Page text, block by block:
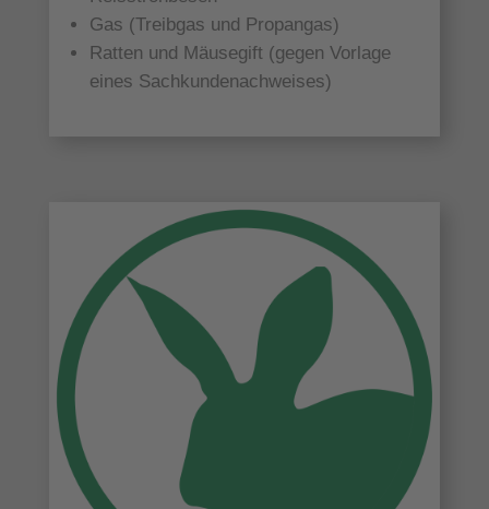
Gas (Treibgas und Propangas)
Ratten und Mäusegift (gegen Vorlage
eines Sachkundenachweises)